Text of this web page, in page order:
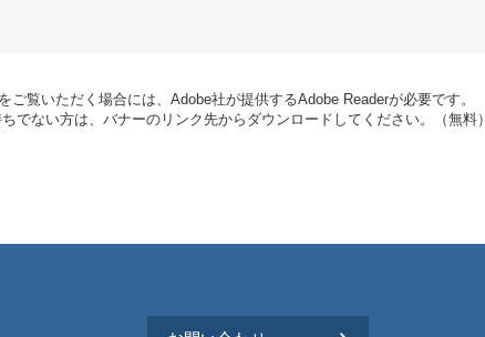
ご覧いただく場合には、Adobe社が提供するAdobe Readerが必要です。
でない方は、バナーのリンク先からダウンロードしてください。（無料）